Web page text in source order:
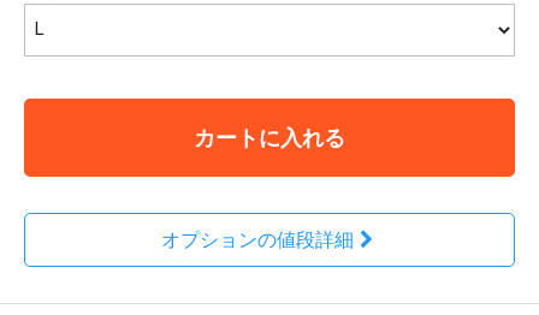
カートに入れる
オプションの値段詳細